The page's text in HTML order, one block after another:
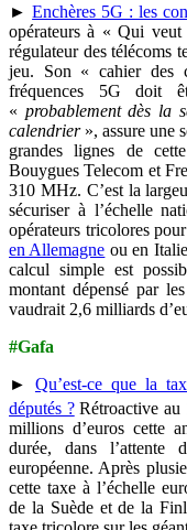
►Enchères 5G : les
opérateurs à « Qui
régulateur des télécoms
jeu. Son « cahier des
fréquences 5G doit
« probablement dès la
calendrier», assure une
grandes lignes de
Bouygues Telecom et
310 MHz. C’est la
sécuriser à l’échelle
opérateurs tricolores
en Allemagne ou en
calcul simple est
montant dépensé par
vaudrait 2,6 milliards
#Gafa
► Qu’est-ce que la
députés ?Rétroactive au
millions d’euros cette
durée, dans l’attente
européenne. Après
cette taxe à l’échelle
de la Suède et de la